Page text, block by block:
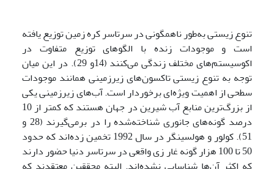
تنوع زیستی به‌طور ناهمگونی در سرتاسر کره زمین توزیع یافته
است و موجودات زنده با الگوهای توزیع متفاوت در
اکوسیستم‌های مختلف زندگی می‌کنند (14و 29). در این میان
توجه به تنوع زیستی تاکسون‌های زیرزمینی همانند موجودات
سطحی از اهمیت ویژه‌ای برخوردار است. آب‌های زیرزمینی یکی
از بزرگ‌ترین منابع آب شیرین در جهان هستند که کمتر از 10
درصد گونه‌های جانوری شناخته‌شده را در برمی‌گیرند (28 و
51). کولور و هولسینگر در سال 1992 تخمین زده‌اند که حدود
50 تا 100 هزار گونه غار زی واقعی در سرتاسر دنیا حضور دارند